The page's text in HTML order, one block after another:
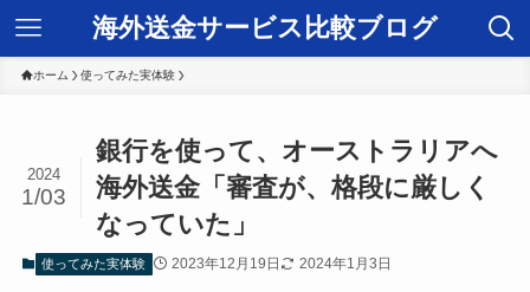
海外送金サービス比較ブログ
ホーム 使ってみた実体験
銀行を使って、オーストラリアへ
海外送金「審査が、格段に厳しく
なっていた」
2024
1/03
使ってみた実体験 2023年12月19日 2024年1月3日